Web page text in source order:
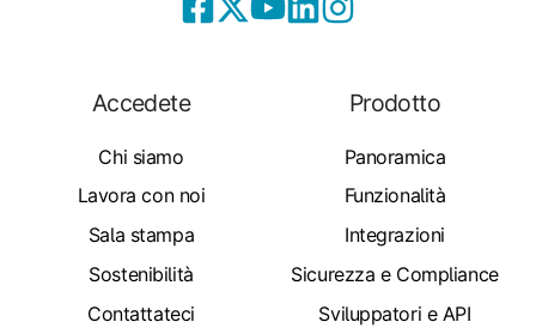
Accedete
Chi siamo
Lavora con noi
Sala stampa
Sostenibilità
Contattateci
Prodotto
Panoramica
Funzionalità
Integrazioni
Sicurezza e Compliance
Sviluppatori e API